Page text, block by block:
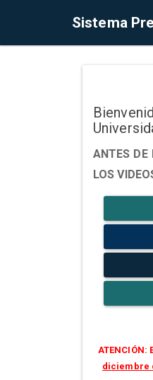
Sistema
ANTES DE
LOS
ATENCIÓN:
diciembre